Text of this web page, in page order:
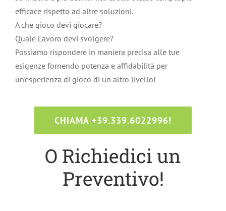
efficace rispetto ad altre soluzioni.
A che gioco devi giocare?
Quale Lavoro devi svolgere?
Possiamo rispondere in maniera precisa alle tue
esigenze fornendo potenza e affidabilità per
un’esperienza di gioco di un altro livello!
CHIAMA +39.339.6022996!
O Richiedici un
Preventivo!